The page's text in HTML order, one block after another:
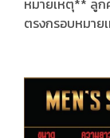
หมายเหตุ** ลูก
ตรงกรอบหมาย